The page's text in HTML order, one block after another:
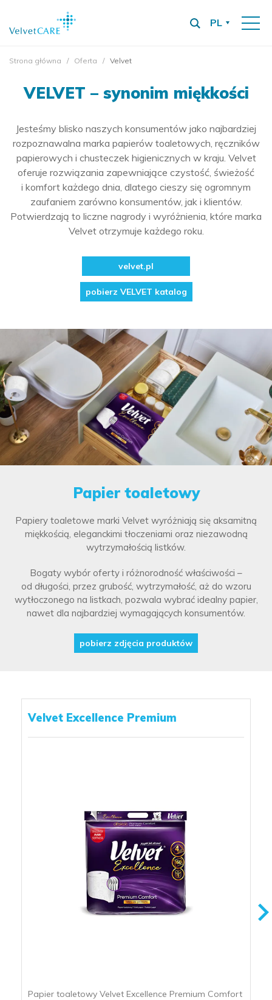
PL
Strona główna Oferta Velvet
VELVET – synonim miękkości
Jesteśmy blisko naszych konsumentów jako najbardziej
rozpoznawalna marka papierów toaletowych, ręczników
papierowych i chusteczek higienicznych w kraju. Velvet
oferuje rozwiązania zapewniające czystość, świeżość
i komfort każdego dnia, dlatego cieszy się ogromnym
zaufaniem zarówno konsumentów, jak i klientów.
Potwierdzają to liczne nagrody i wyróżnienia, które marka
Velvet otrzymuje każdego roku.
velvet.pl
pobierz VELVET katalog
Papier toaletowy
Papiery toaletowe marki Velvet wyróżniają się aksamitną
miękkością, eleganckimi tłoczeniami oraz niezawodną
wytrzymałością listków.
Bogaty wybór oferty i różnorodność właściwości –
od długości, przez grubość, wytrzymałość, aż do wzoru
wytłoczonego na listkach, pozwala wybrać idealny papier,
nawet dla najbardziej wymagających konsumentów.
pobierz zdjęcia produktów
Velvet Excellence Premium
Papier toaletowy Velvet Excellence Premium Comfort